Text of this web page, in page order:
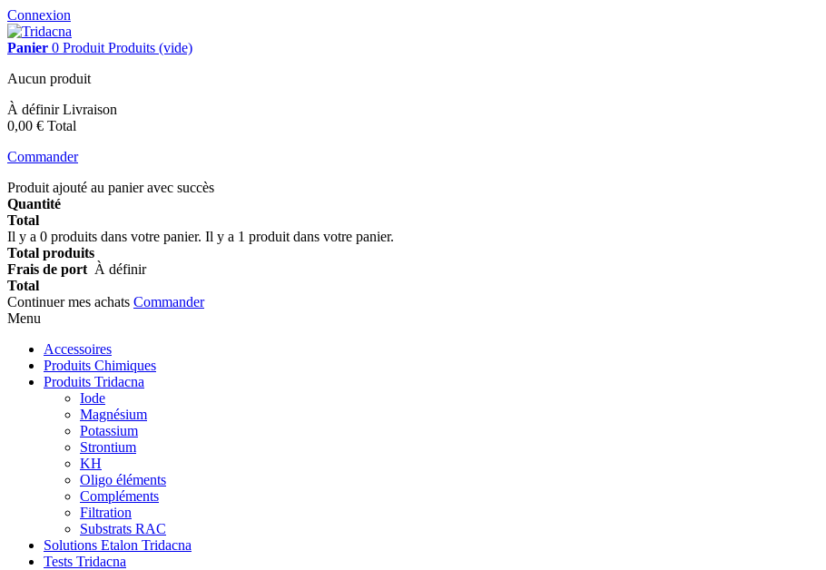
Connexion
Panier 0 Produit Produits (vide)
Aucun produit
À définirLivraison
0,00 € Total
Commander
Produit ajouté au panier avec succès
Quantité
Total
Il y a 0 produits dans votre panier. Il y a 1 produit dans votre panier.
Total produits
Frais de port À définir
Total
Continuer mes achats Commander
Menu
Accessoires
Produits Chimiques
Produits Tridacna
Iode
Magnésium
Potassium
Strontium
KH
Oligo éléments
Compléments
Filtration
Substrats RAC
Solutions Etalon Tridacna
Tests Tridacna